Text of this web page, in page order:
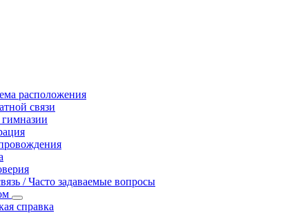
расположения
связи
/ Часто задаваемые вопросы
справка